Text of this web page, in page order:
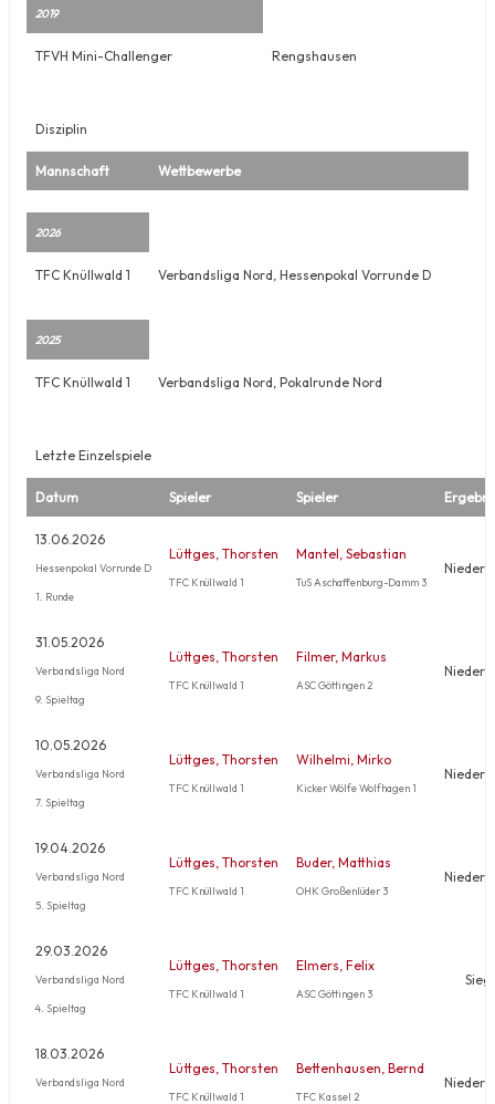
2019
TFVH Mini-Challenger Rengshausen
Disziplin
Mannschaft Wettbewerbe
2026
TFC Knüllwald 1 Verbandsliga Nord, Hessenpokal Vorrunde D
2025
TFC Knüllwald 1 Verbandsliga Nord, Pokalrunde Nord
Letzte Einzelspiele
Datum Spieler Spieler
13.06.2026
Hessenpokal Vorrunde D
1. Runde
Lüttges, Thorsten
TFC Knüllwald 1
Mantel, Sebastian
TuS Aschaffenburg-Damm 3
31.05.2026
Verbandsliga Nord
9. Spieltag
Lüttges, Thorsten
TFC Knüllwald 1
Filmer, Markus
ASC Göttingen 2
10.05.2026
Verbandsliga Nord
7. Spieltag
Lüttges, Thorsten
TFC Knüllwald 1
Wilhelmi, Mirko
Kicker Wölfe Wolfhagen 1
19.04.2026
Verbandsliga Nord
5. Spieltag
Lüttges, Thorsten
TFC Knüllwald 1
Buder, Matthias
OHK Großenlüder 3
29.03.2026
Verbandsliga Nord
4. Spieltag
Lüttges, Thorsten
TFC Knüllwald 1
Elmers, Felix
ASC Göttingen 3
Sieg
18.03.2026
Verbandsliga Nord
Lüttges, Thorsten
TFC Knüllwald 1
Bettenhausen, Bernd
TFC Kassel 2